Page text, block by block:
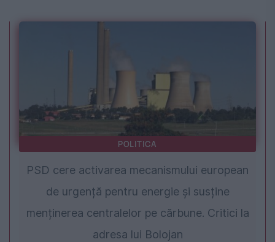
POLITICA
PSD cere activarea mecanismului european
de urgență pentru energie și susține
menținerea centralelor pe cărbune. Critici la
adresa lui Bolojan